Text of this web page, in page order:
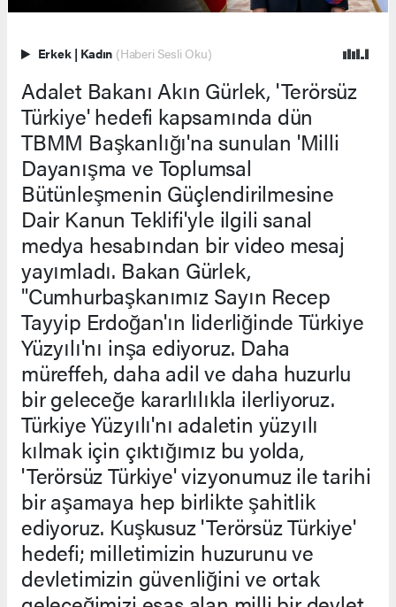
Erkek | Kadın (Haberi Sesli Oku)
Adalet Bakanı Akın Gürlek, 'Terörsüz
Türkiye' hedefi kapsamında dün
TBMM Başkanlığı'na sunulan 'Milli
Dayanışma ve Toplumsal
Bütünleşmenin Güçlendirilmesine
Dair Kanun Teklifi'yle ilgili sanal
medya hesabından bir video mesaj
yayımladı. Bakan Gürlek,
"Cumhurbaşkanımız Sayın Recep
Tayyip Erdoğan'ın liderliğinde Türkiye
Yüzyılı'nı inşa ediyoruz. Daha
müreffeh, daha adil ve daha huzurlu
bir geleceğe kararlılıkla ilerliyoruz.
Türkiye Yüzyılı'nı adaletin yüzyılı
kılmak için çıktığımız bu yolda,
'Terörsüz Türkiye' vizyonumuz ile tarihi
bir aşamaya hep birlikte şahitlik
ediyoruz. Kuşkusuz 'Terörsüz Türkiye'
hedefi; milletimizin huzurunu ve
devletimizin güvenliğini ve ortak